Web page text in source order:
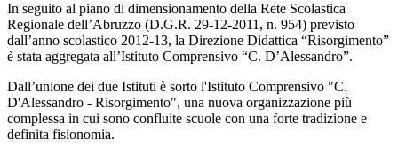
In seguito al piano di dimensionamento della Rete Scolastica
Regionale dell’Abruzzo (D.G.R. 29-12-2011, n. 954) previsto
dall’anno scolastico 2012-13, la Direzione Didattica “Risorgimento”
è stata aggregata all’Istituto Comprensivo “C. D’Alessandro”.
Dall’unione dei due Istituti è sorto l'Istituto Comprensivo "C.
D'Alessandro - Risorgimento", una nuova organizzazione più
complessa in cui sono confluite scuole con una forte tradizione e
definita fisionomia.